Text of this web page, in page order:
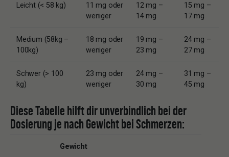
Leicht (< 58 kg)
11 mg oder
weniger
12 mg –
14 mg
15 mg –
17 mg
Medium (58kg –
100kg)
18 mg oder
weniger
19 mg –
23 mg
24 mg –
27 mg
Schwer (> 100
kg)
23 mg oder
weniger
24 mg –
30 mg
31 mg –
45 mg
Diese Tabelle hilft dir unverbindlich bei der
Dosierung je nach Gewicht bei Schmerzen:
Gewicht